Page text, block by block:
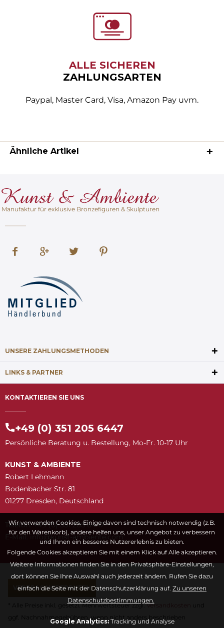
ALLE SICHEREN
ZAHLUNGSARTEN
Paypal, Master Card, Visa, Amazon Pay uvm.
Ähnliche Artikel
Manufaktur für exklusive Bronzefiguren & Skulpturen
UNSERE ZAHLUNGSMETHODEN
LINKS & PARTNER
KONTAKTIEREN SIE UNS
+49 (0) 351 205 6447
Persönliche Beratung u. Bestellung, Mo-Fr. 10-17 Uhr
KUNST & AMBIENTE
Robert Lehmann
Bodenbacher Str. 81
01277 Dresden, Deutschland
Telefon: +49 (0) 351 205 6447
E-Mail:
moc.etneibma-t
snuk@ofni
VERTRAG WIDERRUFEN
* Alle Preise inkl. gesetzl. Mehrwertsteuer zzgl.Versandkosten
und
ggf. Nachnahmegebühren, wenn nicht anders beschrieben
Wir verwenden Cookies. Einige davon sind technisch notwendig (z.B.
für den Warenkorb), andere helfen uns, unser Angebot zu verbessern
und Ihnen ein besseres Nutzererlebnis zu bieten.
Folgende Cookies akzeptieren Sie mit einem Klick auf Alle akzeptieren.
Weitere Informationen finden Sie in den Privatsphäre-Einstellungen,
dort können Sie Ihre Auswahl auch jederzeit ändern. Rufen Sie dazu
einfach die Seite mit der Datenschutzerklärung auf. Zu unseren
Datenschutzbestimmungen.
Google Analytics:Tracking und Analyse